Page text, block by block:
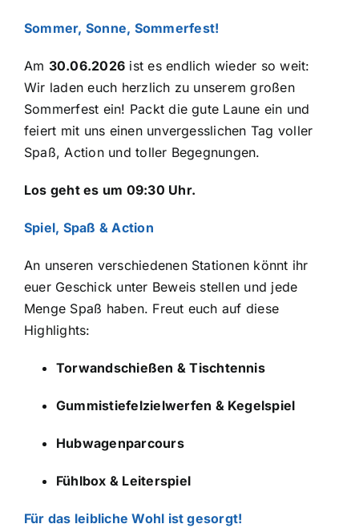
Sommer, Sonne, Sommerfest!
Am 30.06.2026 ist es endlich wieder so weit:
Wir laden euch herzlich zu unserem großen
Sommerfest ein! Packt die gute Laune ein und
feiert mit uns einen unvergesslichen Tag voller
Spaß, Action und toller Begegnungen.
Los geht es um 09:30 Uhr.
Spiel, Spaß & Action
An unseren verschiedenen Stationen könnt ihr
euer Geschick unter Beweis stellen und jede
Menge Spaß haben. Freut euch auf diese
Highlights:
Torwandschießen & Tischtennis
Gummistiefelzielwerfen & Kegelspiel
Hubwagenparcours
Fühlbox & Leiterspiel
Für das leibliche Wohl ist gesorgt!